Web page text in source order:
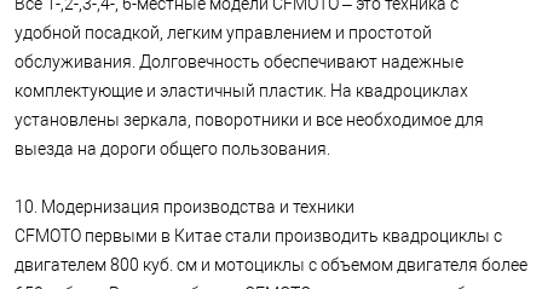
удобной посадкой, легким управлением и простотой
обслуживания. Долговечность обеспечивают надежные
комплектующие и эластичный пластик. На квадроциклах
установлены зеркала, поворотники и все необходимое для
выезда на дороги общего пользования.
10. Модернизация производства и техники
CFMOTO первыми в Китае стали производить квадроциклы с
двигателем 800 куб. см и мотоциклы с объемом двигателя более